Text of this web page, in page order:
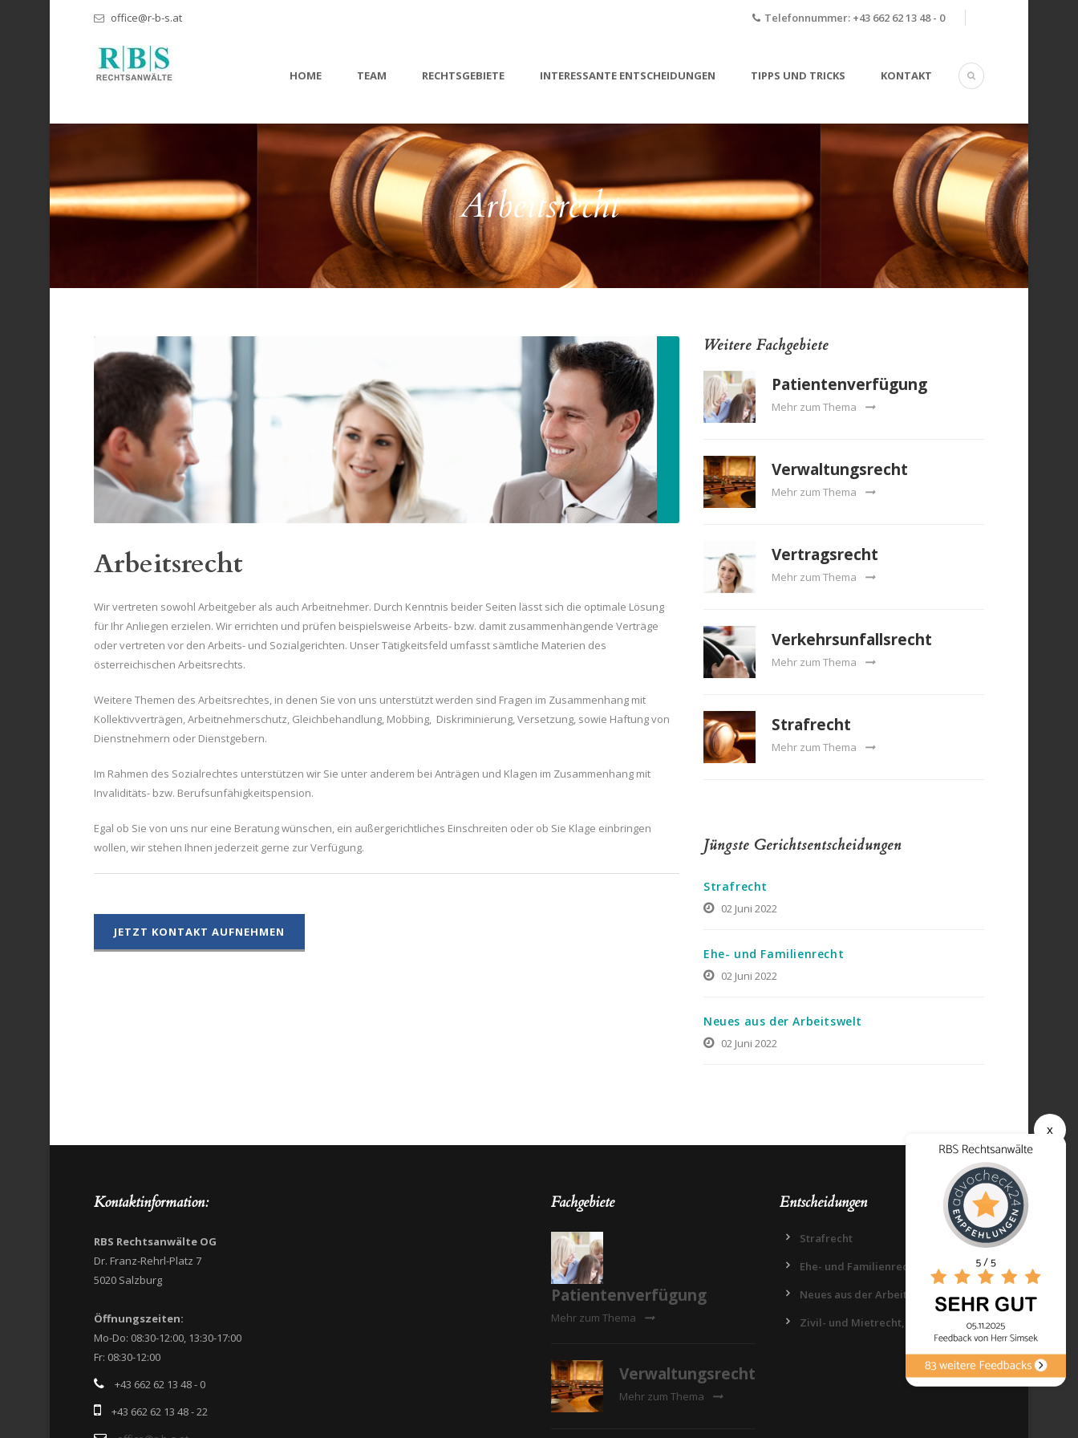
x
office@r-b-s.at Telefonnummer: +43 662 62 13 48 - 0
HOME TEAM RECHTSGEBIETE INTERESSANTE ENTSCHEIDUNGEN TIPPS UND TRICKS KONTAKT
Arbeitsrecht
Arbeitsrecht
Wir vertreten sowohl Arbeitgeber als auch Arbeitnehmer. Durch Kenntnis beider Seiten lässt sich die optimale Lösung
für Ihr Anliegen erzielen. Wir errichten und prüfen beispielsweise Arbeits- bzw. damit zusammenhängende Verträge
oder vertreten vor den Arbeits- und Sozialgerichten. Unser Tätigkeitsfeld umfasst sämtliche Materien des
österreichischen Arbeitsrechts.
Weitere Themen des Arbeitsrechtes, in denen Sie von uns unterstützt werden sind Fragen im Zusammenhang mit
Kollektivverträgen, Arbeitnehmerschutz, Gleichbehandlung, Mobbing, Diskriminierung, Versetzung, sowie Haftung von
Dienstnehmern oder Dienstgebern.
Im Rahmen des Sozialrechtes unterstützen wir Sie unter anderem bei Anträgen und Klagen im Zusammenhang mit
Invaliditäts- bzw. Berufsunfähigkeitspension.
Egal ob Sie von uns nur eine Beratung wünschen, ein außergerichtliches Einschreiten oder ob Sie Klage einbringen
wollen, wir stehen Ihnen jederzeit gerne zur Verfügung.
JETZT KONTAKT AUFNEHMEN
Weitere Fachgebiete
Patientenverfügung
Mehr zum Thema
Verwaltungsrecht
Mehr zum Thema
Vertragsrecht
Mehr zum Thema
Verkehrsunfallsrecht
Mehr zum Thema
Strafrecht
Mehr zum Thema
Jüngste Gerichtsentscheidungen
Strafrecht
02 Juni 2022
Ehe- und Familienrecht
02 Juni 2022
Neues aus der Arbeitswelt
02 Juni 2022
Kontaktinformation:
RBS Rechtsanwälte OG
Dr. Franz-Rehrl-Platz 7
5020 Salzburg
Öffnungszeiten:
Mo-Do: 08:30-12:00, 13:30-17:00
Fr: 08:30-12:00
+43 662 62 13 48 - 0
+43 662 62 13 48 - 22
Fachgebiete
Patientenverfügung
Mehr zum Thema
Verwaltungsrecht
Mehr zum Thema
Entscheidungen
Strafrecht
Ehe- und Familienrecht
Neues aus der Arbeitswelt
Zivil- und Mietrecht, Datenschutz